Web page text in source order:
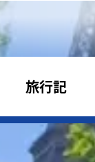
旅行記